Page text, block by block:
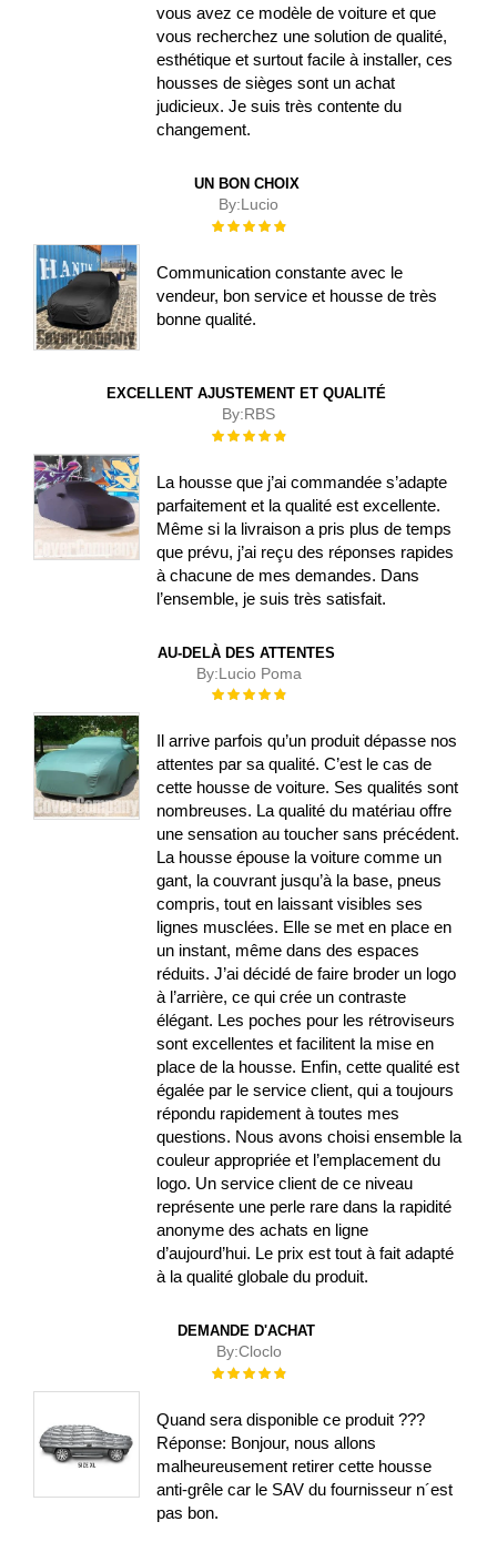
vous avez ce modèle de voiture et que
vous recherchez une solution de qualité,
esthétique et surtout facile à installer, ces
housses de sièges sont un achat
judicieux. Je suis très contente du
changement.
UN BON CHOIX
By:Lucio
Évaluation :
Communication constante avec le
vendeur, bon service et housse de très
bonne qualité.
EXCELLENT AJUSTEMENT ET QUALITÉ
By:RBS
Évaluation :
La housse que j’ai commandée s’adapte
parfaitement et la qualité est excellente.
Même si la livraison a pris plus de temps
que prévu, j’ai reçu des réponses rapides
à chacune de mes demandes. Dans
l’ensemble, je suis très satisfait.
AU-DELÀ DES ATTENTES
By:Lucio Poma
Évaluation :
Il arrive parfois qu’un produit dépasse nos
attentes par sa qualité. C’est le cas de
cette housse de voiture. Ses qualités sont
nombreuses. La qualité du matériau offre
une sensation au toucher sans précédent.
La housse épouse la voiture comme un
gant, la couvrant jusqu’à la base, pneus
compris, tout en laissant visibles ses
lignes musclées. Elle se met en place en
un instant, même dans des espaces
réduits. J’ai décidé de faire broder un logo
à l’arrière, ce qui crée un contraste
élégant. Les poches pour les rétroviseurs
sont excellentes et facilitent la mise en
place de la housse. Enfin, cette qualité est
égalée par le service client, qui a toujours
répondu rapidement à toutes mes
questions. Nous avons choisi ensemble la
couleur appropriée et l’emplacement du
logo. Un service client de ce niveau
représente une perle rare dans la rapidité
anonyme des achats en ligne
d’aujourd’hui. Le prix est tout à fait adapté
à la qualité globale du produit.
DEMANDE D'ACHAT
By:Cloclo
Évaluation :
Quand sera disponible ce produit ???
Réponse: Bonjour, nous allons
malheureusement retirer cette housse
anti-grêle car le SAV du fournisseur n´est
pas bon.